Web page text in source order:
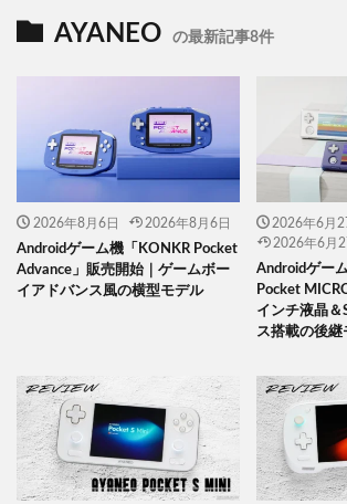
AYANEO の最新記事8件
2026年8月6日 2026年8月6日
Androidゲーム機「KONKR Pocket
Advance」販売開始｜ゲームボー
イアドバンス風の横型モデル
2026年6月
2026年6月
Androidゲー
Pocket
インチ液晶＆
ス搭載の後継